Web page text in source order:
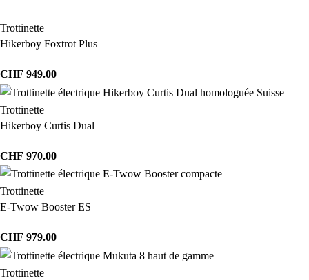
Trottinette
Hikerboy Foxtrot Plus
CHF 949.00
Trottinette
Hikerboy Curtis Dual
CHF 970.00
Trottinette
E-Twow Booster ES
CHF 979.00
Trottinette